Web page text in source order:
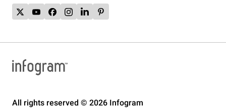
All rights reserved © 2026 Infogram